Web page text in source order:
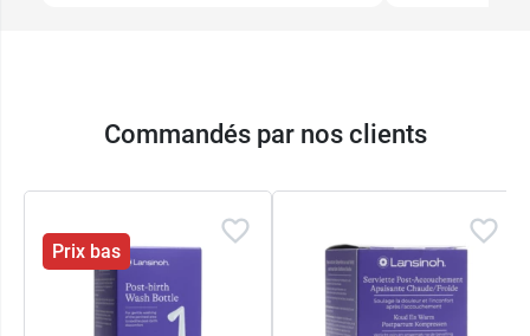
Commandés par nos clients
Prix bas